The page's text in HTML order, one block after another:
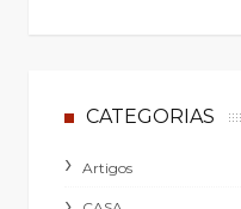
CATEGORIAS
Artigos